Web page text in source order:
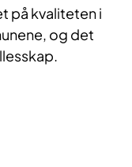
på kvaliteten i
og det